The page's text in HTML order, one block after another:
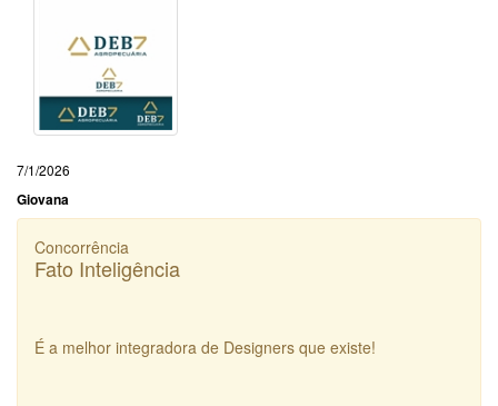
7/1/2026
Giovana
Concorrência
Fato Inteligência
É a melhor integradora de Designers que existe!